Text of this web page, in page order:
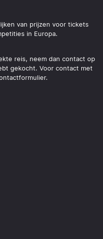
van prijzen voor tickets
in Europa.
reis, neem dan contact op
gekocht. Voor contact met